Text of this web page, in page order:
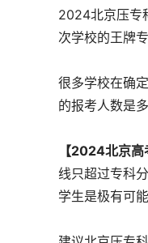
2024北京压专
次学校的王牌
很多学校在确
的报考人数是
【2024北京高
线只超过专科
学生是极有可